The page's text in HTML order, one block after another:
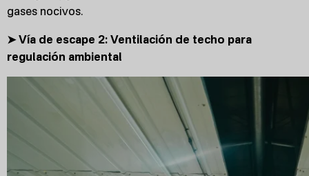
gases nocivos.
➤ Vía de escape 2: Ventilación de techo para
regulación ambiental